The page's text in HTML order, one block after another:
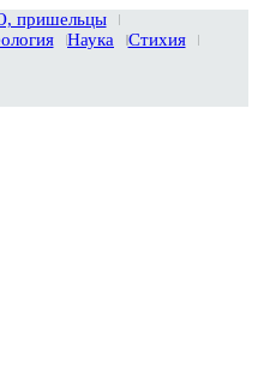
пришельцы
Наука
Стихия